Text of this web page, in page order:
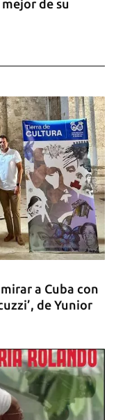
de su
a Chucho
a Cuba con
de Yunior